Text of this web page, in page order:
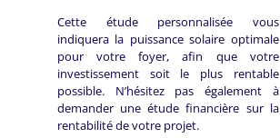
Cette étude personnalisée vous
indiquera la puissance solaire optimale
pour votre foyer, afin que votre
investissement soit le plus rentable
possible. N’hésitez pas également à
demander une étude financière sur la
rentabilité de votre projet.